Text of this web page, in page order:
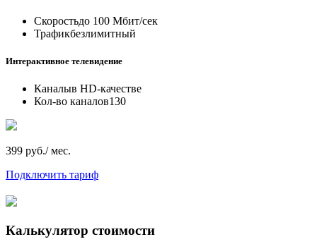
Скоростьдо 100 Мбит/сек
Трафикбезлимитный
Интерактивное телевидение
Каналыв HD-качестве
Кол-во каналов130
399 руб./ мес.
Подключить тариф
Калькулятор стоимости